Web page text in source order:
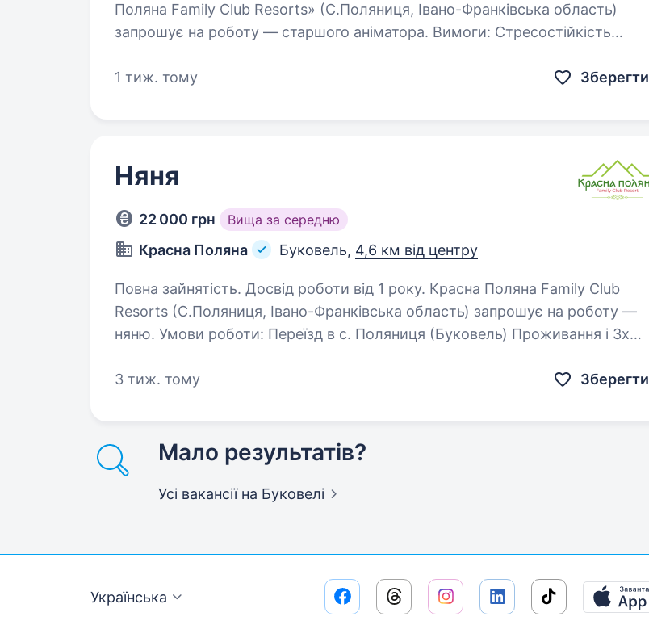
Поляна Family Club Resorts» (С.Поляниця, Івано-Франківська область)
запрошує на роботу — старшого аніматора. Вимоги: Стресостійкість
1 тиж. тому
Зберегти
Няня
22 000 грн Вища за середню
Красна Поляна Буковель, 4,6 км від центру
Повна зайнятість. Досвід роботи від 1 року. Красна Поляна Family Club
Resorts (С.Поляниця, Івано-Франківська область) запрошує на роботу —
няню. Умови роботи: Переїзд в с. Поляниця (Буковель) Проживання і 3х
3 тиж. тому
Зберегти
Мало результатів?
Усі вакансії на Буковелі
Українська